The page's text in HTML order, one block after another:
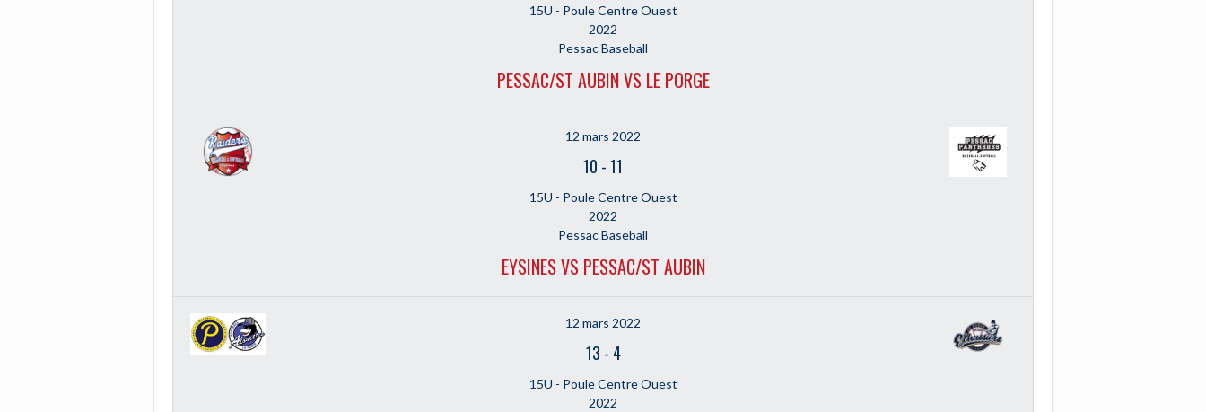
15U - Poule Centre Ouest
2022
Pessac Baseball
PESSAC/ST AUBIN VS LE PORGE
12 mars 2022
10 -11
15U - Poule Centre Ouest
2022
Pessac Baseball
EYSINES VS PESSAC/ST AUBIN
12 mars 2022
13 - 4
15U - Poule Centre Ouest
2022